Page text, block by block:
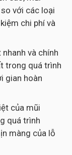
với các loại
chi phí và
và chính
trong quá trình
gian hoàn
của mũi
quá trình
màng của lỗ